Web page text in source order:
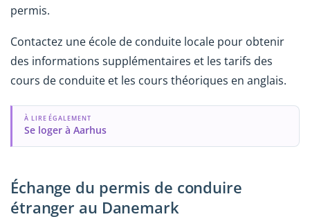
permis.
Contactez une école de conduite locale pour obtenir
des informations supplémentaires et les tarifs des
cours de conduite et les cours théoriques en anglais.
À LIRE ÉGALEMENT
Se loger à Aarhus
Échange du permis de conduire
étranger au Danemark